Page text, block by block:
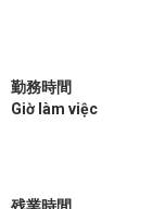
勤務時間
Giờ làm việc